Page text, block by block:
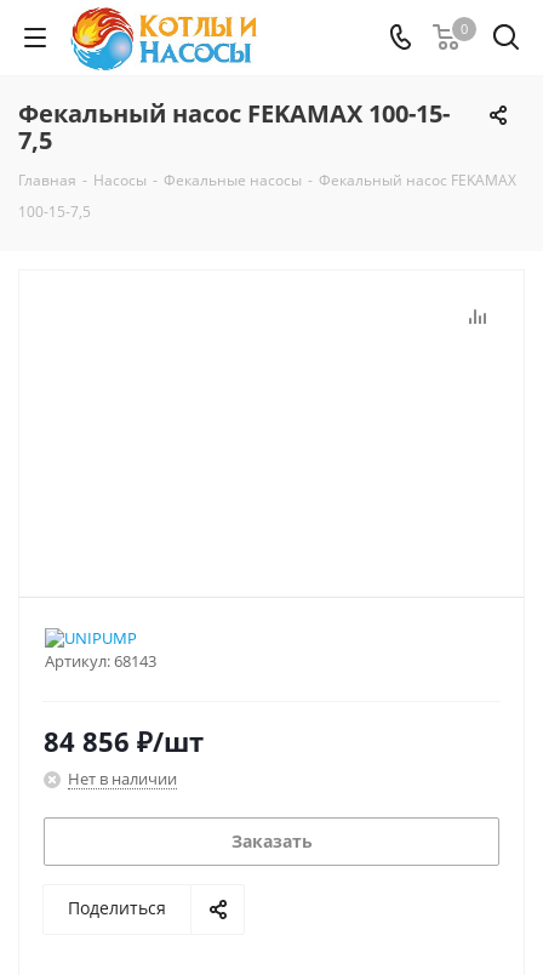
0
Фекальный насос FEKAMAX 100-15-
7,5
Главная - Насосы - Фекальные насосы - Фекальный насос FEKAMAX
100-15-7,5
Артикул:68143
84 856 ₽/шт
Нет в наличии
Заказать
Поделиться